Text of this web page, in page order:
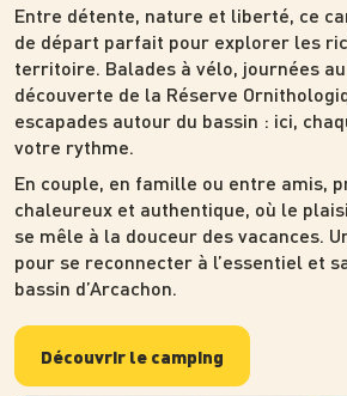
Entre détente, nature et liberté, ce
de départ parfait pour explorer les
territoire. Balades à vélo, journées au
découverte de la Réserve
escapades autour du bassin : ici,
votre rythme.
En couple, en famille ou entre amis,
chaleureux et authentique, où le
se mêle à la douceur des vacances.
pour se reconnecter à l’essentiel et
bassin d’Arcachon.
Découvrir le camping